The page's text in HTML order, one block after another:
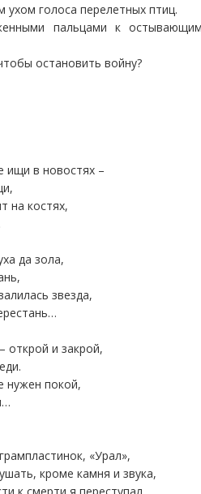
голоса перелетных птиц.
пальцами к
остановить войну?
ищи в новостях –
на костях,
да зола,
звезда,
открой и закрой,
нужен покой,
«Урал»,
кроме камня и звука,